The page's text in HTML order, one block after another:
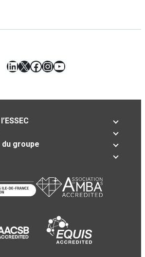
LinkedIn
X Facebook
Instagram
YouTube
groupe